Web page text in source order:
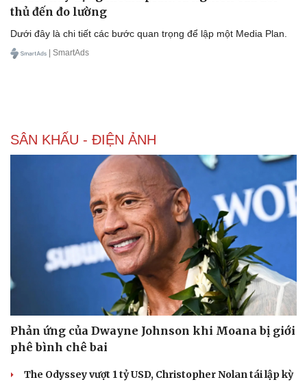
thủ đến đo lường
Dưới đây là chi tiết các bước quan trọng để lập một Media Plan.
| SmartAds
SÂN KHẤU - ĐIỆN ẢNH
Phản ứng của Dwayne Johnson khi Moana bị giới
phê bình chê bai
The Odyssey vượt 1 tỷ USD, Christopher Nolan tái lập kỳ